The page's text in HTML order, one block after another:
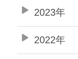
2023年
2022年